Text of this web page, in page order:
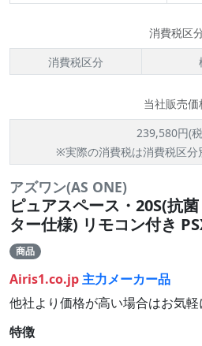
消費税区
消費税区分
当社販売価
239,580円(
※実際の消費税は消費税区分
アズワン(AS ONE)
ピュアスペース・20S(抗
ター仕様) リモコン付き
商品
Airis1.co.jp主力メーカー品
他社より価格が高い場合はお気
特徴